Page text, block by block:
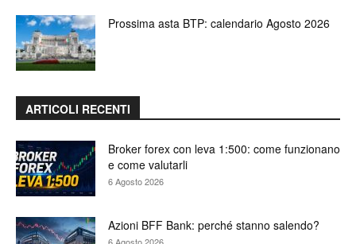
Prossima asta BTP: calendario Agosto 2026
ARTICOLI RECENTI
Broker forex con leva 1:500: come funzionano
e come valutarli
6 Agosto 2026
Azioni BFF Bank: perché stanno salendo?
6 Agosto 2026